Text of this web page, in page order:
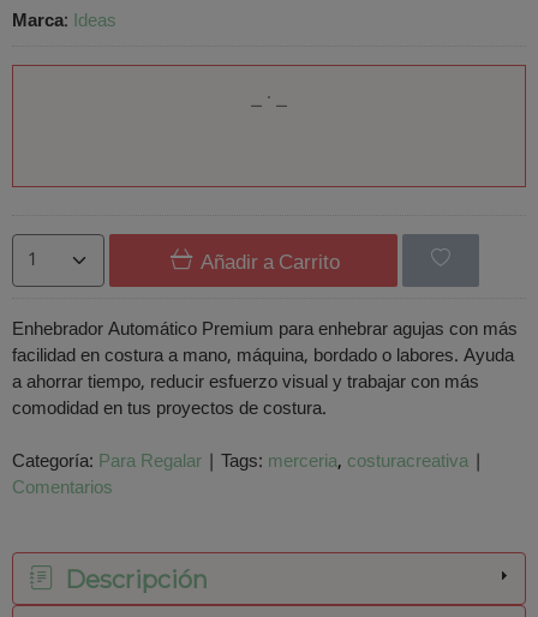
Marca: Ideas
Añadir a Carrito
Enhebrador Automático Premium para enhebrar agujas con más
facilidad en costura a mano, máquina, bordado o labores. Ayuda
a ahorrar tiempo, reducir esfuerzo visual y trabajar con más
comodidad en tus proyectos de costura.
Categoría: Para Regalar | Tags: merceria costuracreativa |
Comentarios
Descripción